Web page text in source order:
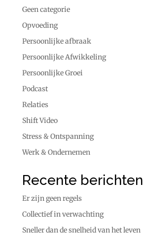
Geen categorie
Opvoeding
Persoonlijke afbraak
Persoonlijke Afwikkeling
Persoonlijke Groei
Podcast
Relaties
Shift Video
Stress & Ontspanning
Werk & Ondernemen
Recente berichten
Er zijn geen regels
Collectief in verwachting
Sneller dan de snelheid van het leven